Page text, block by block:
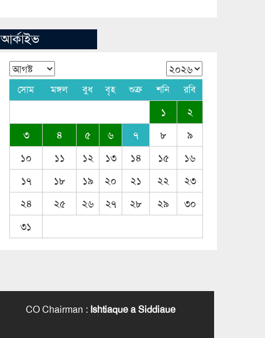
আর্কাইভ
সোম মঙ্গল বুধ বৃহ শুক্র শনি রবি
১
২
৩
৪ ৫ ৬ ৭ ৮
৯
১০
১১ ১২ ১৩ ১৪ ১৫
১৬
১৭
১৮ ১৯ ২০ ২১ ২২
২৩
২৪
২৫ ২৬ ২৭ ২৮ ২৯
৩০
৩১
CO Chairman : Ishtiaque a Siddiaue